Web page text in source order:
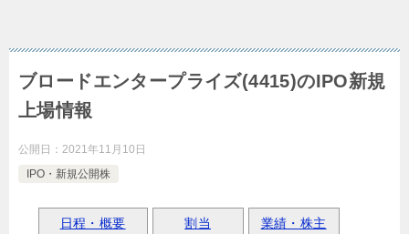
ブロードエンタープライズ(4415)のIPO新規
上場情報
公開日： 2021年11月10日
IPO・新規公開株
日程・概要 割当 業績・株主